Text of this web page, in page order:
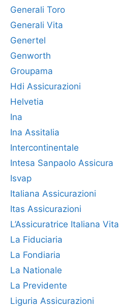
Generali Toro
Generali Vita
Genertel
Genworth
Groupama
Hdi Assicurazioni
Helvetia
Ina
Ina Assitalia
Intercontinentale
Intesa Sanpaolo Assicura
Isvap
Italiana Assicurazioni
Itas Assicurazioni
L’Assicuratrice Italiana Vita
La Fiduciaria
La Fondiaria
La Nationale
La Previdente
Liguria Assicurazioni